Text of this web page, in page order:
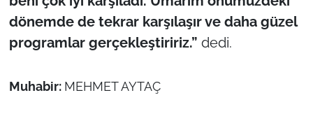
dönemde de tekrar karşılaşır ve daha güzel
programlar gerçekleştiririz.” dedi.
Muhabir: MEHMET AYTAÇ